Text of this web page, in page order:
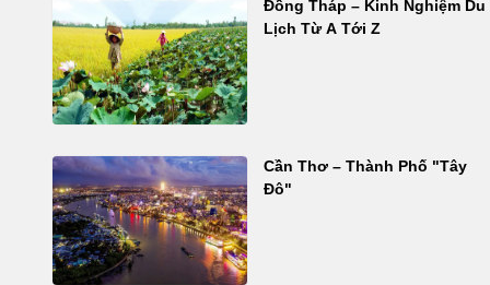
Đồng Tháp – Kinh Nghiệm Du
Lịch Từ A Tới Z
Cần Thơ – Thành Phố "Tây
Đô"